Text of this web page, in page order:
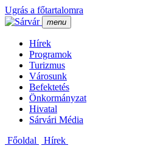
Ugrás a főtartalomra
menu
Hí­rek
Programok
Turizmus
Városunk
Befektetés
Önkormányzat
Hivatal
Sárvári Média
Főoldal
Hí­rek